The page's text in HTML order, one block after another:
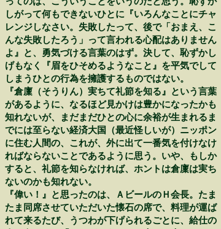
しがって何もできないひとに『いろんなことにチャ
レンジしなさい。失敗したって、後で「おまえ、こ
んな失敗したろう」って言われる心配はありません
よ』と、勇気づける言葉のはず。決して、恥ずかし
げもなく『眉をひそめるようなこと』を平気でして
しまうひとの行為を擁護するものではない。
『倉廩（そうりん）実ちて礼節を知る』という言葉
があるように、なるほど見かけは豊かになったかも
知れないが、まだまだひとの心に余裕が生まれるま
でには至らない経済大国（最近怪しいが）ニッポン
に住む人間の、これが、外に出て一番気を付けなけ
ればならないことであるように思う。いや、もしか
すると、礼節を知らなければ、ホントは倉廩は実ち
ないのかも知れない。
『偉い！』と思ったのは、ＡビールのＨ会長。たま
たま同席させていただいた懐石の席で、料理が運ば
れて来るたび、うつわが下げられるごとに、給仕の